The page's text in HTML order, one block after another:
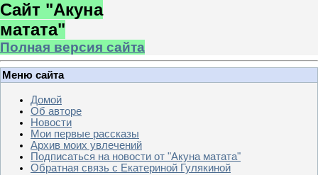
Сайт "Акуна
матата"
Полная версия сайта
Меню сайта
Домой
Об авторе
Новости
Мои первые рассказы
Архив моих увлечений
Подписаться на новости от "Акуна матата"
Обратная связь с Екатериной Гулякиной